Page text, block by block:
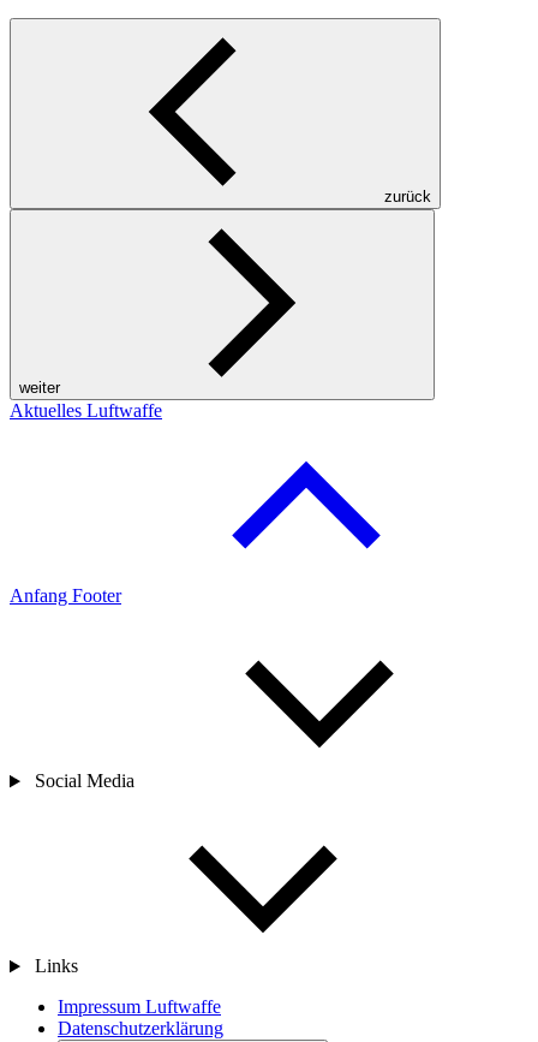
zurück
weiter
Aktuelles Luftwaffe
Anfang Footer
Social Media
Links
Impressum Luftwaffe
Datenschutzerklärung